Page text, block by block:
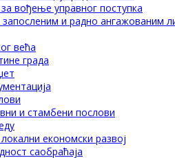
вођење управног поступка
и радно ангажованим
већа
града
и стамбени послови
економски развој
саобраћаја